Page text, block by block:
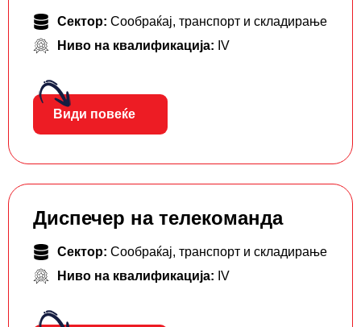
Сектор: Сообраќај, транспорт и складирање
Ниво на квалификација: IV
Види повеќе
Диспечер на телекоманда
Сектор: Сообраќај, транспорт и складирање
Ниво на квалификација: IV